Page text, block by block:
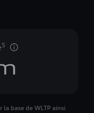
5
base de WLTP ainsi